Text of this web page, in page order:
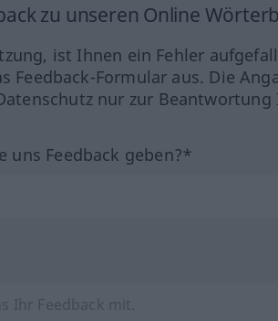
zu unseren Online
ist Ihnen ein Fehler
Feedback-Formular aus. Die
nur zur Beantwortung
uns Feedback geben?*